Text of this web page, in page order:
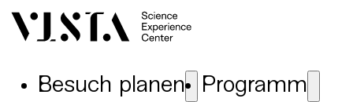
Besuch planen Programm